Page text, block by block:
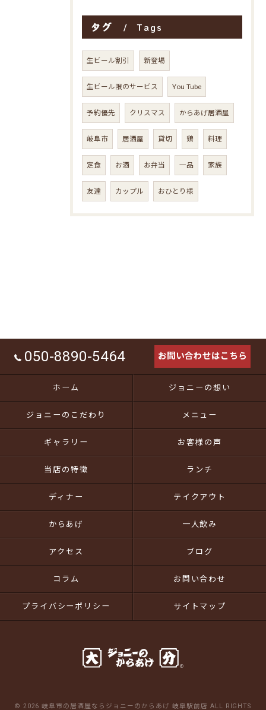
タグ Tags
生ビール割引 新登場
生ビール限のサービス You Tube
予約優先 クリスマス からあげ居酒屋
岐阜市 居酒屋 貸切 鶏 料理
定食 お酒 お弁当 一品 家族
友達 カップル おひとり様
050-8890-5464 お問い合わせはこちら
ホーム ジョニーの想い
ジョニーのこだわり メニュー
ギャラリー お客様の声
当店の特徴 ランチ
ディナー テイクアウト
からあげ 一人飲み
アクセス ブログ
コラム お問い合わせ
プライバシーポリシー サイトマップ
© 2026 岐阜市の居酒屋ならジョニーのからあげ 岐阜駅前店 ALL RIGHTS